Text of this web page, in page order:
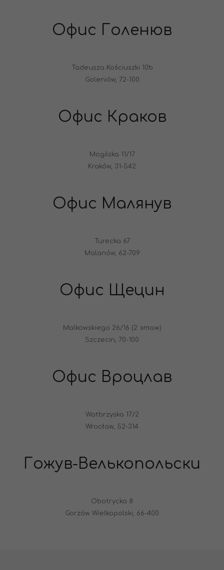
Офис Голенюв
Tadeusza Kościuszki 10b
Goleniów, 72-100
Офис Краков
Mogilska 11/17
Kraków, 31-542
Офис Малянув
Turecka 67
Malanów, 62-709
Офис Щецин
Malkowskiego 26/16 (2 этаж)
Szczecin, 70-100
Офис Вроцлав
Watbrzyska 17/2
Wrocław, 52-314
Гожув-Велькопольски
Obotrycka 8
Gorzów Wielkopolski, 66-400